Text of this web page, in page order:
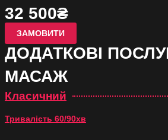
32 500₴
ЗАМОВИТИ
ДОДАТКОВІ
МАСАЖ
Класичний
Тривалість 60/90хв